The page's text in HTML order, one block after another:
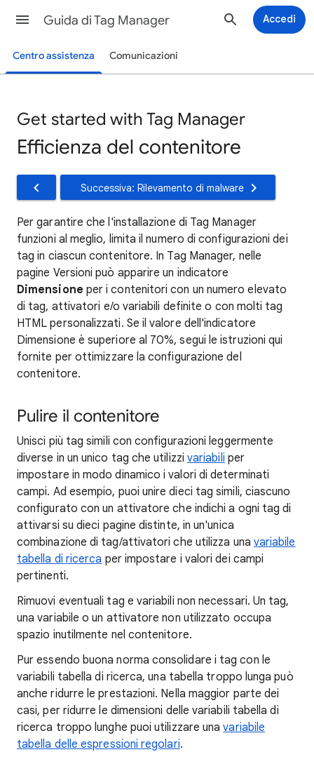
Guida di Tag Manager Accedi
Centro assistenza Comunicazioni
Get started with Tag Manager
Efficienza del contenitore
Successiva: Rilevamento di malware
Per garantire che l'installazione di Tag Manager
funzioni al meglio, limita il numero di configurazioni dei
tag in ciascun contenitore. In Tag Manager, nelle
pagine Versioni può apparire un indicatore
Dimensione per i contenitori con un numero elevato
di tag, attivatori e/o variabili definite o con molti tag
HTML personalizzati. Se il valore dell'indicatore
Dimensione è superiore al 70%, segui le istruzioni qui
fornite per ottimizzare la configurazione del
contenitore.
Pulire il contenitore
Unisci più tag simili con configurazioni leggermente
diverse in un unico tag che utilizzi variabili per
impostare in modo dinamico i valori di determinati
campi. Ad esempio, puoi unire dieci tag simili, ciascuno
configurato con un attivatore che indichi a ogni tag di
attivarsi su dieci pagine distinte, in un'unica
combinazione di tag/attivatori che utilizza una variabile
tabella di ricerca per impostare i valori dei campi
pertinenti.
Rimuovi eventuali tag e variabili non necessari. Un tag,
una variabile o un attivatore non utilizzato occupa
spazio inutilmente nel contenitore.
Pur essendo buona norma consolidare i tag con le
variabili tabella di ricerca, una tabella troppo lunga può
anche ridurre le prestazioni. Nella maggior parte dei
casi, per ridurre le dimensioni delle variabili tabella di
ricerca troppo lunghe puoi utilizzare unavariabile
tabella delle espressioni regolari.